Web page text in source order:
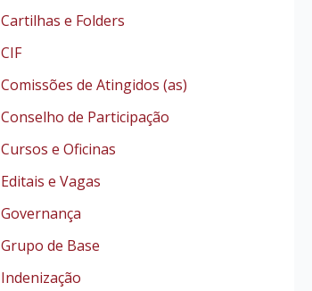
Cartilhas e Folders
CIF
Comissões de Atingidos (as)
Conselho de Participação
Cursos e Oficinas
Editais e Vagas
Governança
Grupo de Base
Indenização